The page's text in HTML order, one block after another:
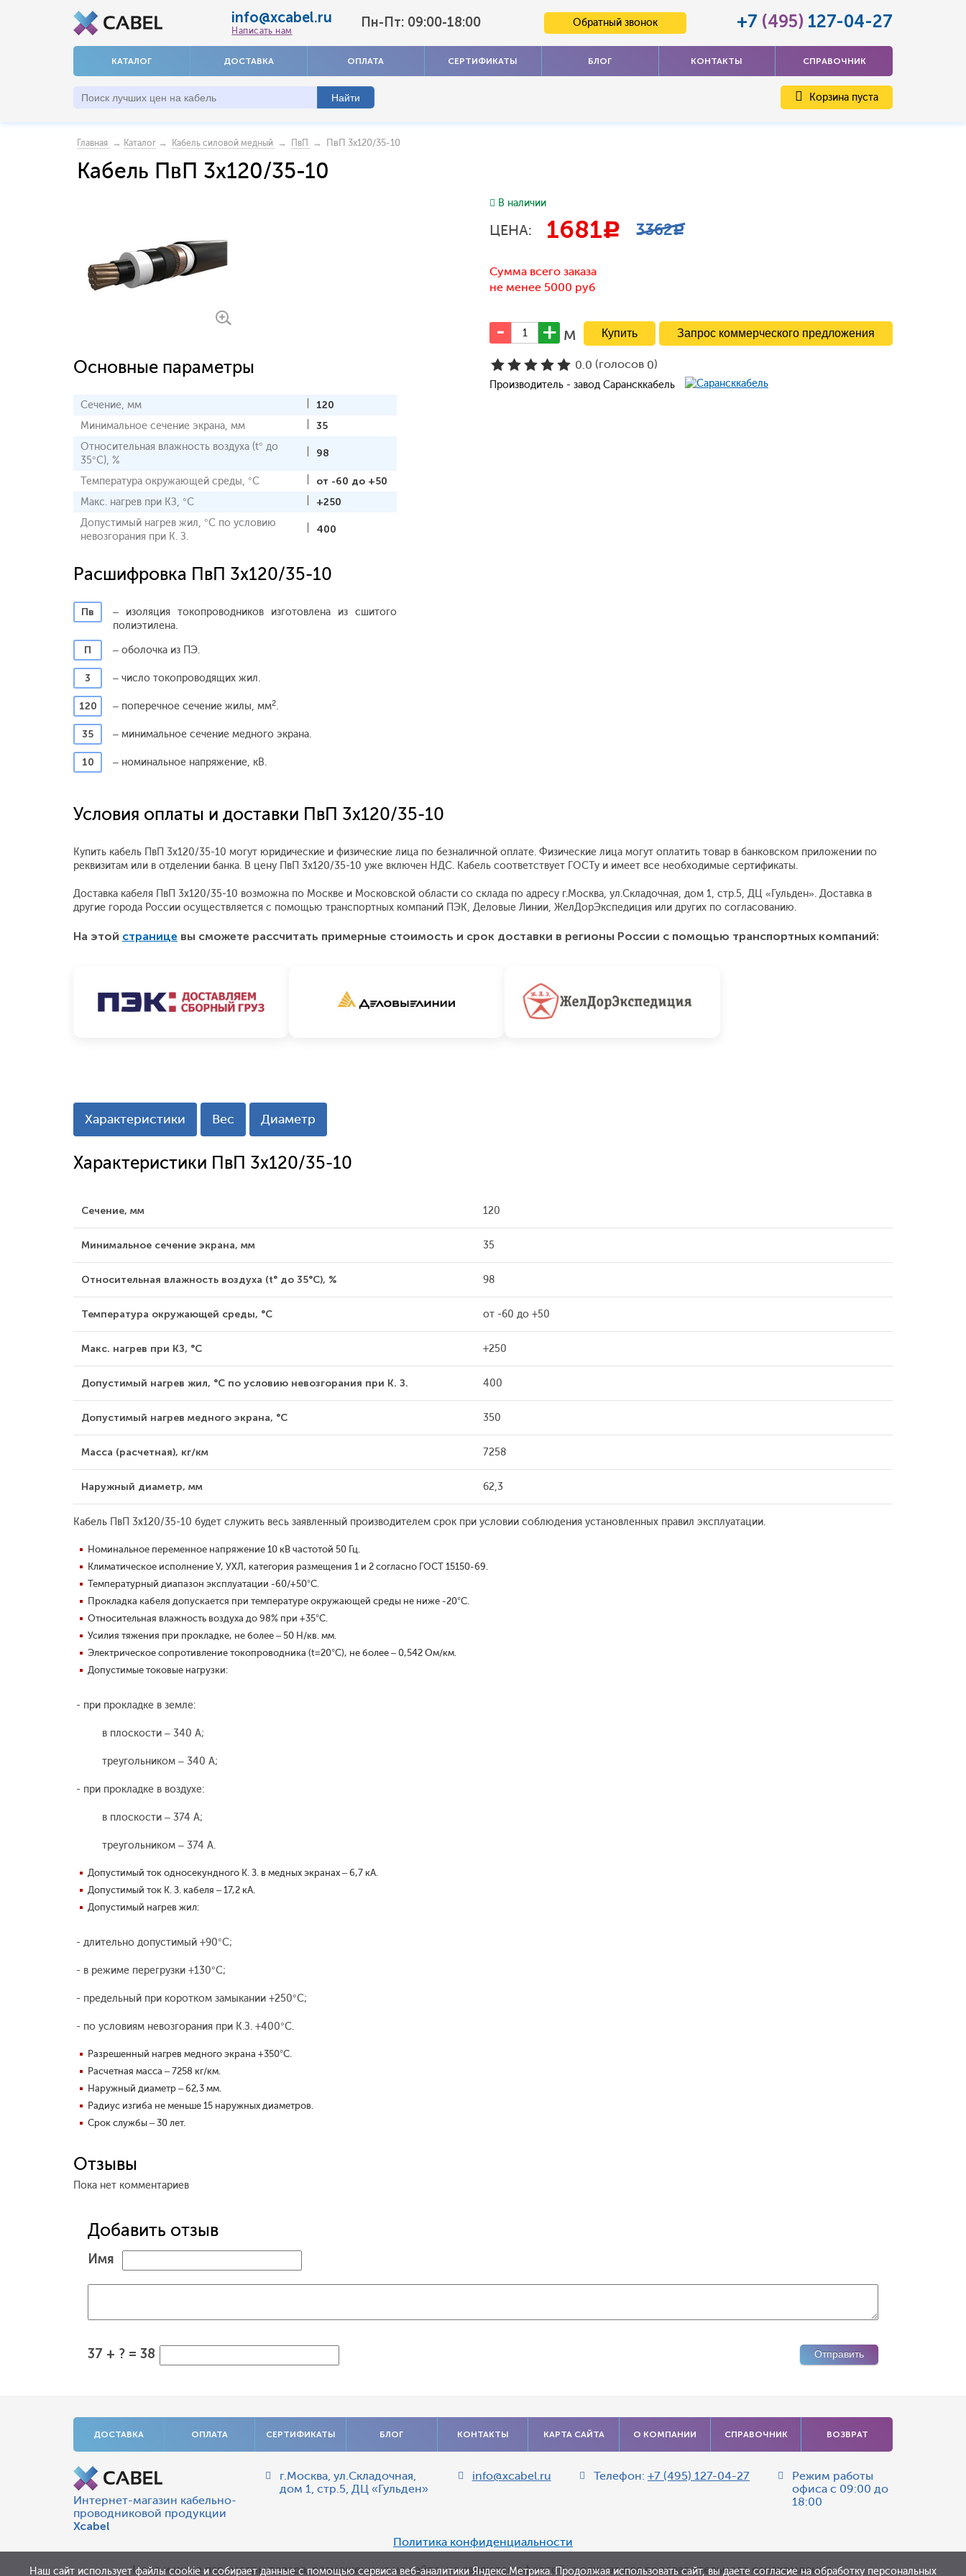
info@xcabel.ru
Написать нам
Пн-Пт: 09:00-18:00 Обратный звонок +7 (495) 127-04-27
КАТАЛОГ ДОСТАВКА ОПЛАТА СЕРТИФИКАТЫ БЛОГ КОНТАКТЫ СПРАВОЧНИК
Корзина пуста
Главная → Каталог → Кабель силовой медный → ПвП → ПвП 3x120/35-10
Кабель ПвП 3x120/35-10
Основные параметры
Сечение, мм
120
Минимальное сечение экрана, мм
35
Относительная влажность воздуха (t° до
35°С), %
98
Температура окружающей среды, °С
от -60 до +50
Макс. нагрев при КЗ, °С
+250
Допустимый нагрев жил, °С по условию
невозгорания при К. З.
400
Расшифровка ПвП 3x120/35-10
Пв
– изоляция токопроводников изготовлена из сшитого
полиэтилена.
П
– оболочка из ПЭ.
3 – число токопроводящих жил.
120 – поперечное сечение жилы, мм2.
35 – минимальное сечение медного экрана.
10 – номинальное напряжение, кВ.
В наличии
ЦЕНА: 1681c 3362c
Сумма всего заказа
не менее 5000 руб
м Запрос коммерческого предложения
0.0 (голосов 0)
Производитель - завод Сарансккабель
Условия оплаты и доставки ПвП 3x120/35-10
Купить кабель ПвП 3x120/35-10 могут юридические и физические лица по безналичной оплате. Физические лица могут оплатить товар в банковском приложении по
реквизитам или в отделении банка. В цену ПвП 3x120/35-10 уже включен НДС. Кабель соответствует ГОСТу и имеет все необходимые сертификаты.
Доставка кабеля ПвП 3x120/35-10 возможна по Москве и Московской области со склада по адресу г.Москва, ул.Складочная, дом 1, стр.5, ДЦ «Гульден». Доставка в
другие города России осуществляется с помощью транспортных компаний ПЭК, Деловые Линии, ЖелДорЭкспедиция или других по согласованию.
На этой странице вы сможете рассчитать примерные стоимость и срок доставки в регионы России с помощью транспортных компаний:
Характеристики Вес Диаметр
Характеристики ПвП 3x120/35-10
Сечение, мм 120
Минимальное сечение экрана, мм 35
Относительная влажность воздуха (t° до 35°С), % 98
Температура окружающей среды, °С от -60 до +50
Макс. нагрев при КЗ, °С +250
Допустимый нагрев жил, °С по условию невозгорания при К. З. 400
Допустимый нагрев медного экрана, °С 350
Масса (расчетная), кг/км 7258
Наружный диаметр, мм 62,3
Кабель ПвП 3x120/35-10 будет служить весь заявленный производителем срок при условии соблюдения установленных правил эксплуатации.
Номинальное переменное напряжение 10 кВ частотой 50 Гц.
Климатическое исполнение У, УХЛ, категория размещения 1 и 2 согласно ГОСТ 15150-69.
Температурный диапазон эксплуатации -60/+50°С.
Прокладка кабеля допускается при температуре окружающей среды не ниже -20°С.
Относительная влажность воздуха до 98% при +35°С.
Усилия тяжения при прокладке, не более – 50 Н/кв. мм.
Электрическое сопротивление токопроводника (t=20°С), не более – 0,542 Ом/км.
Допустимые токовые нагрузки:
- при прокладке в земле:
в плоскости – 340 А;
треугольником – 340 А;
- при прокладке в воздухе:
в плоскости – 374 А;
треугольником – 374 А.
Допустимый ток односекундного К. З. в медных экранах – 6,7 кА.
Допустимый ток К. З. кабеля – 17,2 кА.
Допустимый нагрев жил:
- длительно допустимый +90°С;
- в режиме перегрузки +130°С;
- предельный при коротком замыкании +250°С;
- по условиям невозгорания при К.З. +400°С.
Разрешенный нагрев медного экрана +350°С.
Расчетная масса – 7258 кг/км.
Наружный диаметр – 62,3 мм.
Радиус изгиба не меньше 15 наружных диаметров.
Срок службы – 30 лет.
Отзывы
Пока нет комментариев
Добавить отзыв
Имя
37 + ? = 38
ДОСТАВКА ОПЛАТА СЕРТИФИКАТЫ БЛОГ КОНТАКТЫ КАРТА САЙТА О КОМПАНИИ СПРАВОЧНИК ВОЗВРАТ
Интернет-магазин кабельно-
проводниковой продукции
Xcabel
г.Москва,ул.Складочная,
дом 1, стр.5, ДЦ «Гульден»
info@xcabel.ru Телефон:+7 (495) 127-04-27
Режим работы
офиса с 09:00 до
18:00
Политика конфиденциальности
Цена и иные параметры товара, размещенные на сайте, не являются офертой, а служат для предварительного ознакомления.
Наш сайт использует файлы cookie и собирает данные с помощью сервиса веб-аналитики Яндекс.Метрика. Продолжая использовать сайт, вы даете согласие на обработку персональных